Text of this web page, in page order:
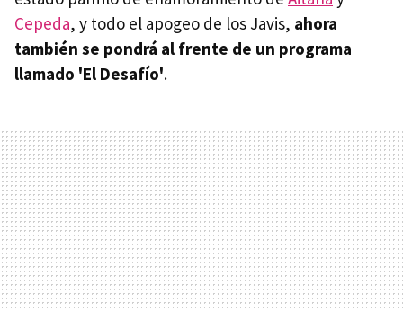
Cepeda, y todo el apogeo de los Javis, ahora
también se pondrá al frente de un programa
llamado 'El Desafío'.